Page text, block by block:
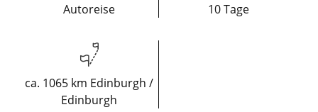
Autoreise 10 Tage
ca. 1065 km Edinburgh /
Edinburgh